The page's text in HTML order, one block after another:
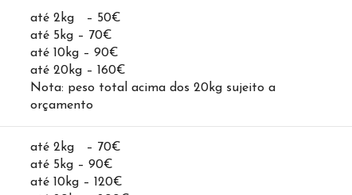
até 2kg – 50€
até 5kg – 70€
até 10kg – 90€
até 20kg – 160€
Nota: peso total acima dos 20kg sujeito a
orçamento
até 2kg – 70€
até 5kg – 90€
até 10kg – 120€